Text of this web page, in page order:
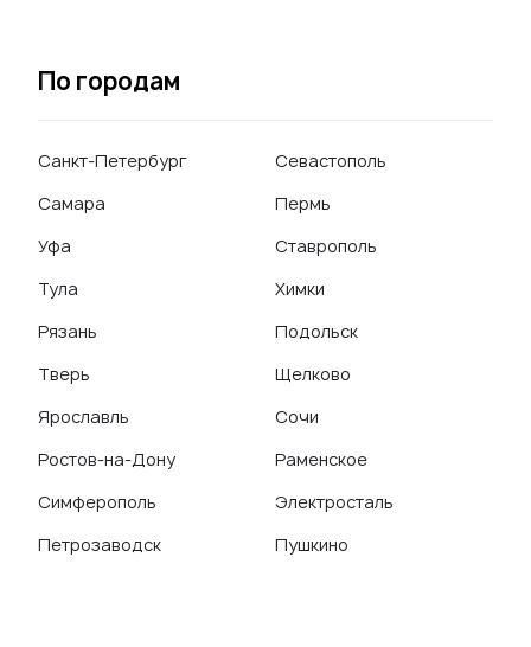
По городам
Санкт-Петербург
Самара
Уфа
Тула
Рязань
Тверь
Ярославль
Ростов-на-Дону
Симферополь
Петрозаводск
Севастополь
Пермь
Ставрополь
Химки
Подольск
Щелково
Сочи
Раменское
Электросталь
Пушкино